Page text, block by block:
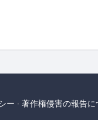
ー 著作権侵害の報告に